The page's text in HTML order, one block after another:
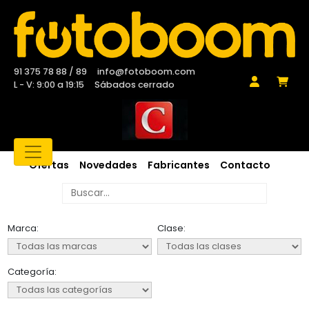
91 375 78 88 / 89
info@fotoboom.com
L - V: 9:00 a 19:15
Sábados cerrado
Ofertas Novedades Fabricantes Contacto
Marca: Clase:
Categoría: